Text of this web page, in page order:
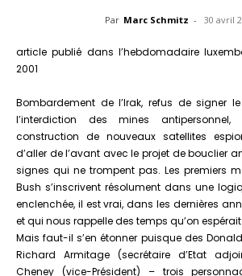
Par Marc Schmitz - 30 avril
article publié dans l’hebdomadaire
2001
Bombardement de l’Irak, refus de signer
l’interdiction des mines
construction de nouveaux satellites
d’aller de l’avant avec le projet de bouclier
signes qui ne trompent pas. Les premiers
Bush s’inscrivent résolument dans une
enclenchée, il est vrai, dans les dernières
et qui nous rappelle des temps qu’on
Mais faut-il s’en étonner puisque des
Richard Armitage (secrétaire d’Etat
Cheney (vice-Président) – trois